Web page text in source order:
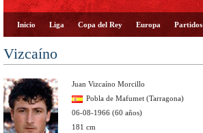
Inicio Liga Copa del Rey Europa Partidos
Vizcaíno
Juan Vizcaíno Morcillo
Pobla de Mafumet (Tarragona)
06-08-1966 (60 años)
181 cm